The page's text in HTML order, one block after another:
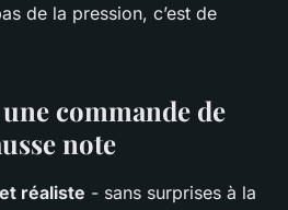
de la pression, c’est de
commande de
note
réaliste - sans surprises à la